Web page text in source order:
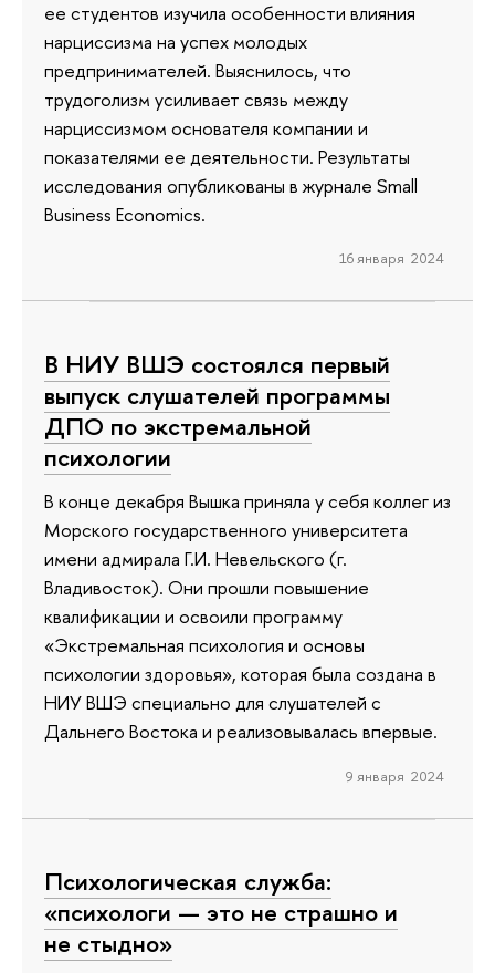
ее студентов изучила особенности влияния
нарциссизма на успех молодых
предпринимателей. Выяснилось, что
трудоголизм усиливает связь между
нарциссизмом основателя компании и
показателями ее деятельности. Результаты
исследования опубликованы в журнале Small
Business Economics.
16 января 2024
В НИУ ВШЭ состоялся первый
выпуск слушателей программы
ДПО по экстремальной
психологии
В конце декабря Вышка приняла у себя коллег из
Морского государственного университета
имени адмирала Г.И. Невельского (г.
Владивосток). Они прошли повышение
квалификации и освоили программу
«Экстремальная психология и основы
психологии здоровья», которая была создана в
НИУ ВШЭ специально для слушателей с
Дальнего Востока и реализовывалась впервые.
9 января 2024
Психологическая служба:
«психологи — это не страшно и
не стыдно»